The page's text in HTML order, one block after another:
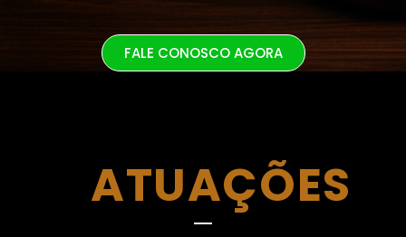
FALE CONOSCO AGORA
ATUAÇÕES